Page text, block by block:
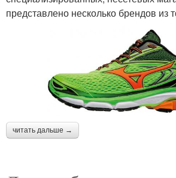
представлено несколько брендов из
читать дальше →